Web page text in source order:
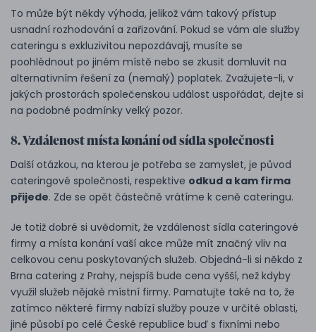
To může být někdy výhoda, jelikož vám takový přístup
usnadní rozhodování a zařizování. Pokud se vám ale služby
cateringu s exkluzivitou nepozdávají, musíte se
poohlédnout po jiném místě nebo se zkusit domluvit na
alternativním řešení za (nemalý) poplatek. Zvažujete-li, v
jakých prostorách společenskou událost uspořádat, dejte si
na podobné podmínky velký pozor.
8. Vzdálenost místa konání od sídla společnosti
Další otázkou, na kterou je potřeba se zamyslet, je původ
cateringové společnosti, respektive odkud a kam firma
přijede. Zde se opět částečně vrátíme k ceně cateringu.
Je totiž dobré si uvědomit, že vzdálenost sídla cateringové
firmy a místa konání vaší akce může mít značný vliv na
celkovou cenu poskytovaných služeb. Objedná-li si někdo z
Brna catering z Prahy, nejspíš bude cena vyšší, než kdyby
využil služeb nějaké místní firmy. Pamatujte také na to, že
zatímco některé firmy nabízí služby pouze v určité oblasti,
jiné působí po celé České republice buď s fixními nebo